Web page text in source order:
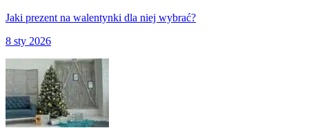
Jaki prezent na walentynki dla niej wybrać?
8 sty 2026